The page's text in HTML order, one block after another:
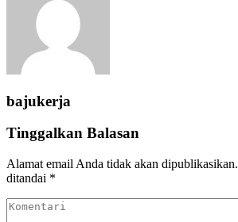
bajukerja
Tinggalkan Balasan
Alamat email Anda tidak akan dipublikasikan.
ditandai *
Komentari